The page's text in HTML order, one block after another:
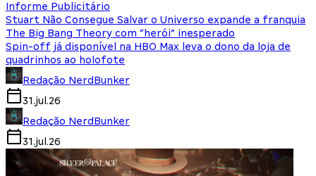
Informe Publicitário
Stuart Não Consegue Salvar o Universo expande a franquia
The Big Bang Theory com “herói” inesperado
Spin-off já disponível na HBO Max leva o dono da loja de
quadrinhos ao holofote
Redação NerdBunker
31.jul.26
Redação NerdBunker
31.jul.26